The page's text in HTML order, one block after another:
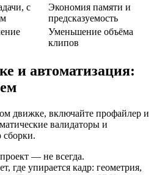
с
Экономия памяти и
предсказуемость
Уменьшение объёма
клипов
и автоматизация:
движке, включайте профайлер и
валидаторы и
сборки.
— не всегда.
где упирается кадр: геометрия,